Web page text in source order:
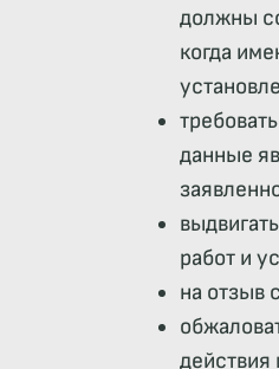
должны
когда
данные
работ и
на отзыв
действия